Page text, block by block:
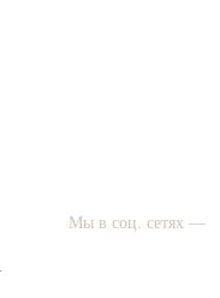
Мы в соц. сетях —